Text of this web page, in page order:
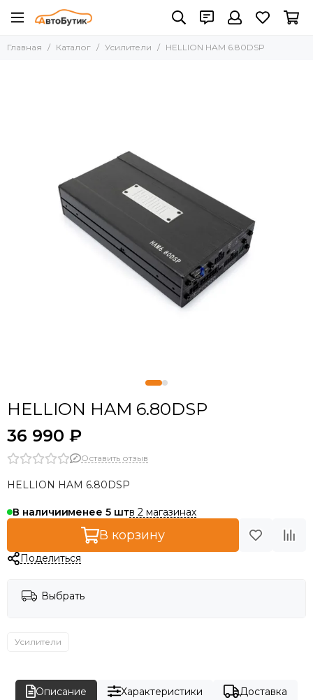
Усилители
Главная Каталог Усилители HELLION HAM 6.80DSP
HELLION HAM 6.80DSP
36 990 ₽
Оставить отзыв
HELLION HAM 6.80DSP
В наличиименее 5 в 2 магазинах
В корзину
Поделиться
Выбрать
Усилители
Описание Характеристики
Доставка